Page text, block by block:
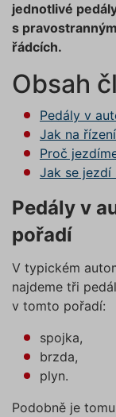
jednotlivé
s
řádcích.
Obsah
Pedály v
Jak na
Proč
Jak se jezdí
Pedály v
pořadí
V typickém
najdeme tři
v tomto pořadí:
spojka,
brzda,
plyn.
Podobně je